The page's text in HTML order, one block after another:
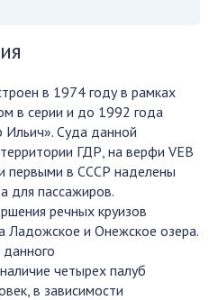
в 1974 году в рамках
в серии и до 1992 года
Ильич». Суда данной
ГДР, на верфи VEB
первыми в СССР наделены
для пассажиров.
речных круизов
Ладожское и Онежское озера.
данного
четырех палуб
в зависимости